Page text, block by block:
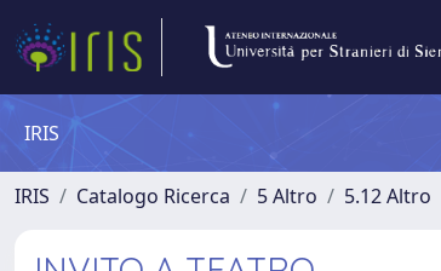
IRIS
IRIS Catalogo Ricerca 5 Altro 5.12 Altro